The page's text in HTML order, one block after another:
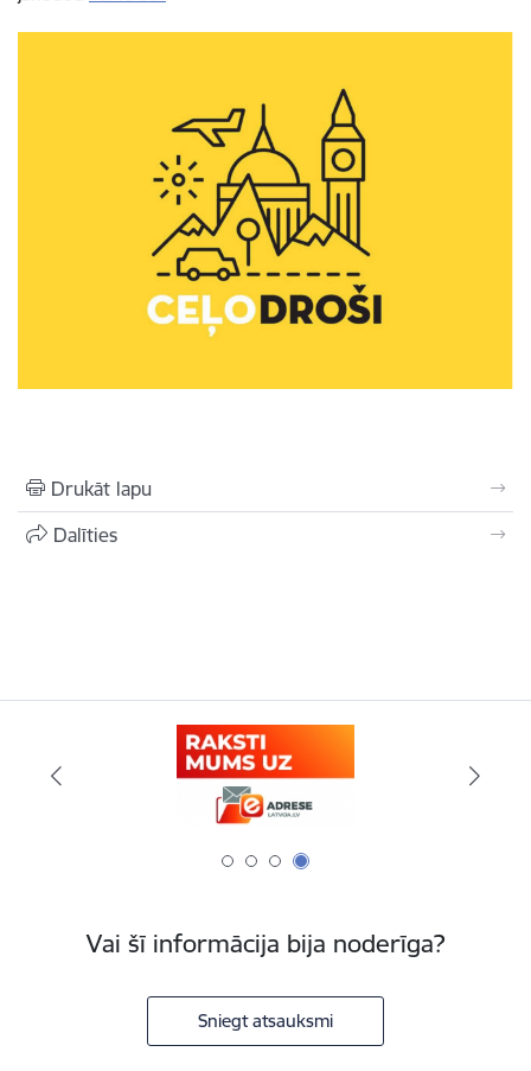
Drukāt lapu
Dalīties
Vai šī informācija bija noderīga?
Sniegt atsauksmi